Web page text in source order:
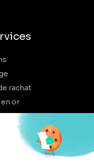
rachat
or